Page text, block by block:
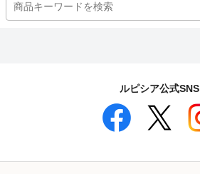
ルピシア公式SNS